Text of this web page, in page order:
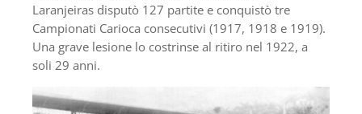
Laranjeiras disputò 127 partite e conquistò tre
Campionati Carioca consecutivi (1917, 1918 e 1919).
Una grave lesione lo costrinse al ritiro nel 1922, a
soli 29 anni.